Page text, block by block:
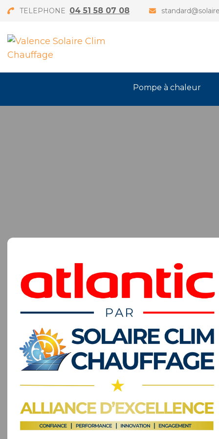
TELEPHONE 04 51 58 07 08
Pompe à chaleur